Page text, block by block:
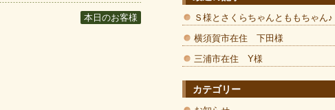
本日のお客様 Ｓ様とさくらちゃんとももちゃん♪
横須賀市在住 下田様
三浦市在住 Y様
カテゴリー